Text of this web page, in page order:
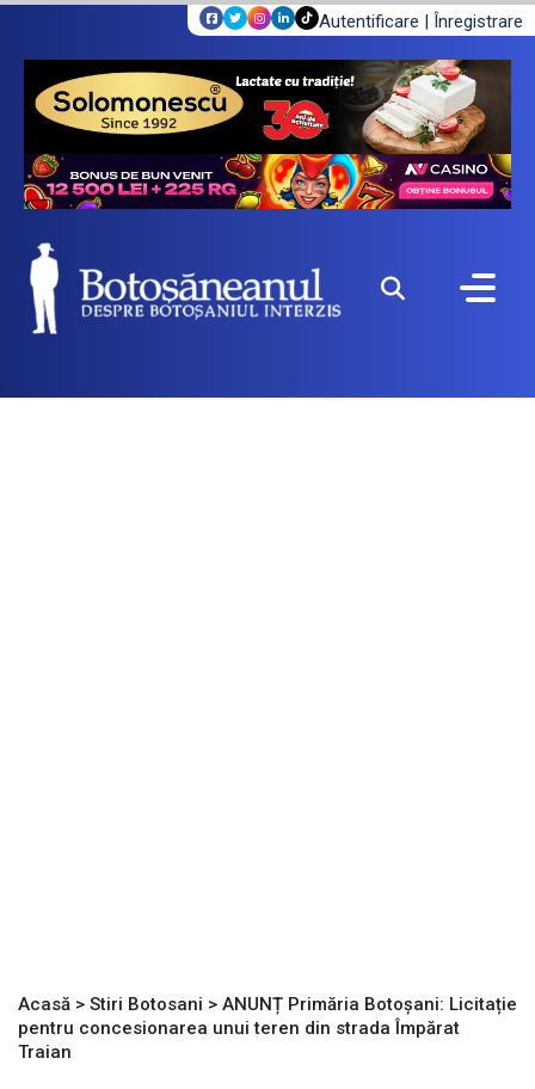
Autentificare | Înregistrare
Acasă > Stiri Botosani > ANUNȚ Primăria Botoșani: Licitație
pentru concesionarea unui teren din strada Împărat
Traian